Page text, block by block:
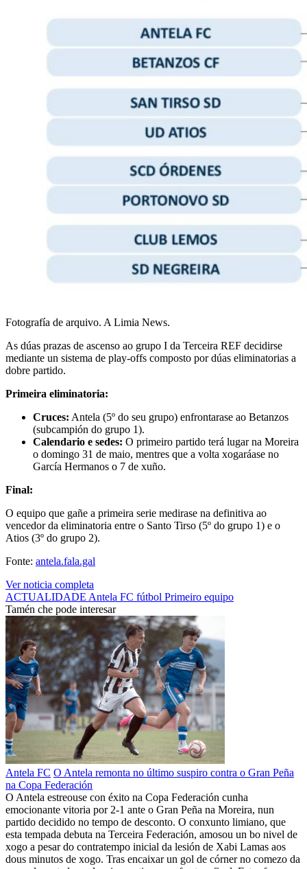
Fotografía de arquivo. A Limia News.
As dúas prazas de ascenso ao grupo I da Terceira REF decidirse
mediante un sistema de play-offs composto por dúas eliminatorias a
dobre partido.
Primeira eliminatoria:
Cruces: Antela (5º do seu grupo) enfrontarase ao Betanzos
(subcampión do grupo 1).
Calendario e sedes: O primeiro partido terá lugar na Moreira
o domingo 31 de maio, mentres que a volta xogaráase no
García Hermanos o 7 de xuño.
Final:
O equipo que gañe a primeira serie medirase na definitiva ao
vencedor da eliminatoria entre o Santo Tirso (5º do grupo 1) e o
Atios (3º do grupo 2).
Fonte: antela.fala.gal
Ver noticia completa
ACTUALIDADE Antela FC fútbol Primeiro equipo
Tamén che pode interesar
Antela FC O Antela remonta no último suspiro contra o Gran Peña
na Copa Federación
O Antela estreouse con éxito na Copa Federación cunha
emocionante vitoria por 2-1 ante o Gran Peña na Moreira, nun
partido decidido no tempo de desconto. O conxunto limiano, que
esta tempada debuta na Terceira Federación, amosou un bo nivel de
xogo a pesar do contratempo inicial da lesión de Xabi Lamas aos
dous minutos de xogo. Tras encaixar un gol de córner no comezo da